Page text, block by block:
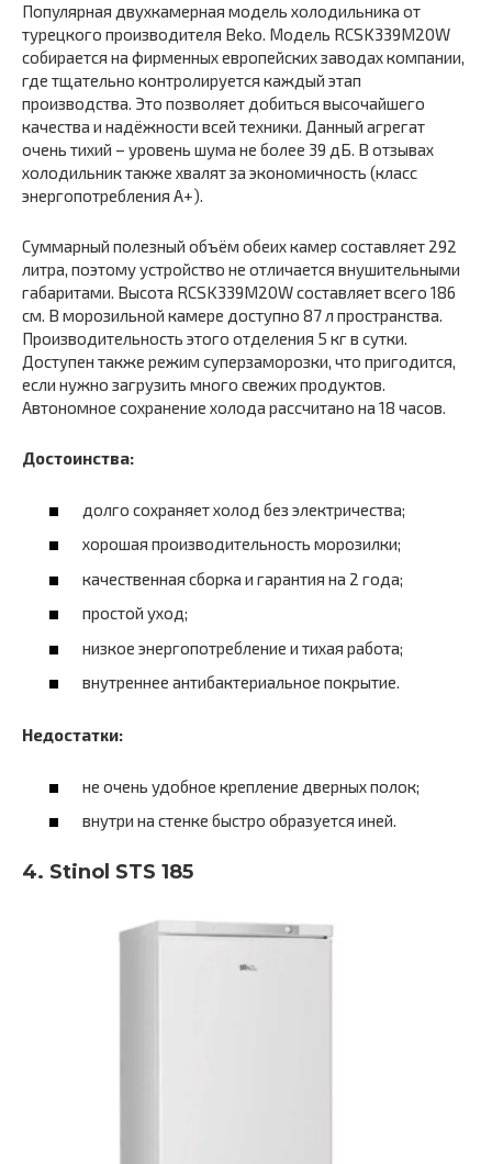
Популярная двухкамерная модель холодильника от
турецкого производителя Beko. Модель RCSK339M20W
собирается на фирменных европейских заводах компании,
где тщательно контролируется каждый этап
производства. Это позволяет добиться высочайшего
качества и надёжности всей техники. Данный агрегат
очень тихий – уровень шума не более 39 дБ. В отзывах
холодильник также хвалят за экономичность (класс
энергопотребления A+).
Суммарный полезный объём обеих камер составляет 292
литра, поэтому устройство не отличается внушительными
габаритами. Высота RCSK339M20W составляет всего 186
см. В морозильной камере доступно 87 л пространства.
Производительность этого отделения 5 кг в сутки.
Доступен также режим суперзаморозки, что пригодится,
если нужно загрузить много свежих продуктов.
Автономное сохранение холода рассчитано на 18 часов.
Достоинства:
долго сохраняет холод без электричества;
хорошая производительность морозилки;
качественная сборка и гарантия на 2 года;
простой уход;
низкое энергопотребление и тихая работа;
внутреннее антибактериальное покрытие.
Недостатки:
не очень удобное крепление дверных полок;
внутри на стенке быстро образуется иней.
4. Stinol STS 185